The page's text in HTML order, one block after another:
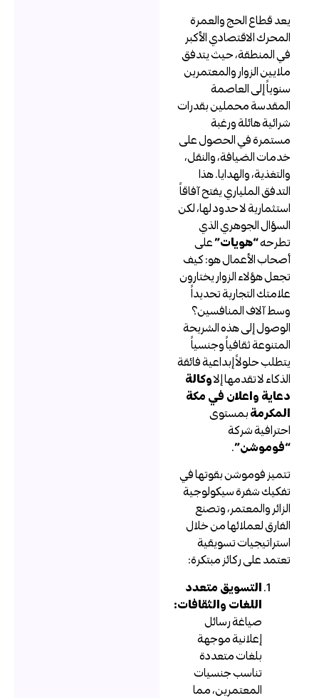
يعد قطاع الحج والعمرة
المحرك الاقتصادي الأكبر
في المنطقة، حيث يتدفق
ملايين الزوار والمعتمرين
سنوياً إلى العاصمة
المقدسة محملين بقدرات
شرائية هائلة ورغبة
مستمرة في الحصول على
خدمات الضيافة، والنقل،
والتغذية، والهدايا. هذا
التدفق الملياري يفتح آفاقاً
استثمارية لا حدود لها، لكن
السؤال الجوهري الذي
تطرحه“هويات”على
أصحاب الأعمال هو: كيف
تجعل هؤلاء الزوار يختارون
علامتك التجارية تحديداً
وسط آلاف المنافسين؟
الوصول إلى هذه الشريحة
المتنوعة ثقافياً وجنسياً
يتطلب حلولاً إبداعية فائقة
الذكاء لا تقدمها إلاوكالة
دعاية واعلان في مكة
المكرمةبمستوى
احترافية شركة
“فوموشن”.
تتميز فوموشن بقوتها في
تفكيك شفرة سيكولوجية
الزائر والمعتمر، وتصنع
الفارق لعملائها من خلال
استراتيجيات تسويقية
تعتمد على ركائز مبتكرة:
التسويق متعدد
اللغات والثقافات:
صياغة رسائل
إعلانية موجهة
بلغات متعددة
تناسب جنسيات
المعتمرين، مما